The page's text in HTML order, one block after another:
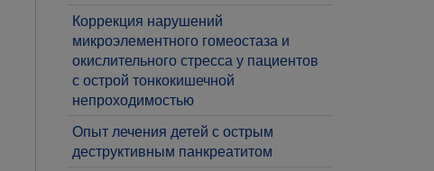
Коррекция нарушений
микроэлементного гомеостаза и
окислительного стресса у пациентов
с острой тонкокишечной
непроходимостью
Опыт лечения детей с острым
деструктивным панкреатитом